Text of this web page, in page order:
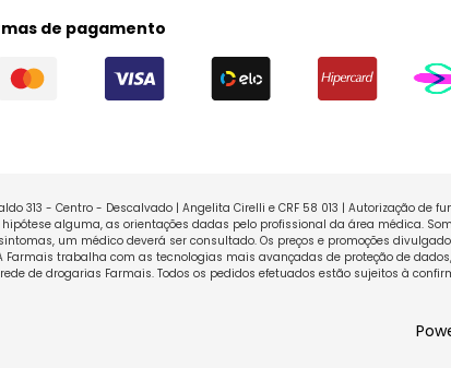
de pagamento
313 - Centro - Descalvado | Angelita Cirelli e CRF 58 013 | Autorização
alguma, as orientações dadas pelo profissional da área médica.
um médico deverá ser consultado. Os preços e promoções
Farmais trabalha com as tecnologias mais avançadas de proteção de
de drogarias Farmais. Todos os pedidos efetuados estão sujeitos à